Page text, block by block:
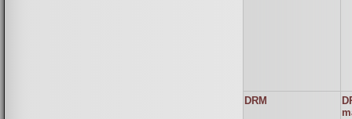
DRM